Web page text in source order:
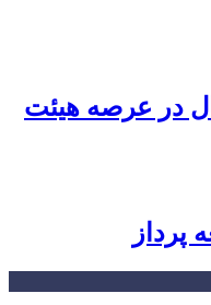
در عرصه‌ هیئت
پرداز